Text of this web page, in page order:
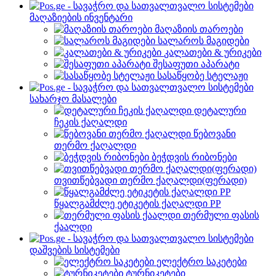
მაღაზიების ინვენტარი
მაღაზიის თაროები
სალაროს მაგიდები
კალათები & ურიკები
შესაფუთი აპარატი
სასაწყობე სტელაჟი
სახარჯო მასალები
დეტალური
ჩეკის ქაღალდი
წებოვანი
თერმო ქაღალდი
ბეჭდვის რიბონები
თვითწებვადი თერმო ქაღალდი(ფერადი)
წყალგამძლე ეტიკეტის ქაღალდი PP
თერმული ფასის
ქაალდი
დაშვების სისტემები
ელექტრო საკეტები
ტურნიკეტები